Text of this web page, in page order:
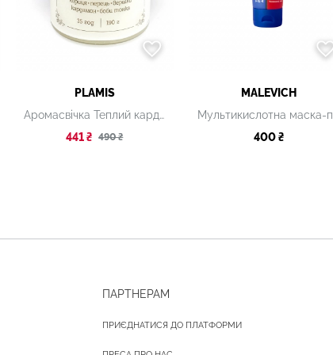
PLAMIS
Аромасвічка Теплий кардамон 190 г
441 ₴ 490 ₴
MALEVICH
400 ₴
ПАРТНЕРАМ
ПРИЄДНАТИСЯ ДО ПЛАТФОРМИ